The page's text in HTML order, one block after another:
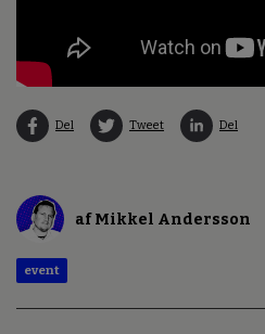
Del Tweet Del
af Mikkel Andersson
event